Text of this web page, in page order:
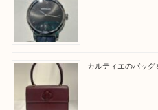
求人要項はここをクリック
Facebook
Twitter